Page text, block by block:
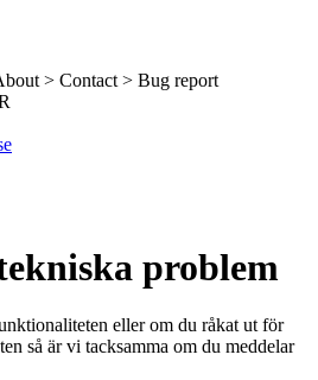
> Contact > Bug report
problem
eller om du råkat ut för
så är vi tacksamma om du meddelar